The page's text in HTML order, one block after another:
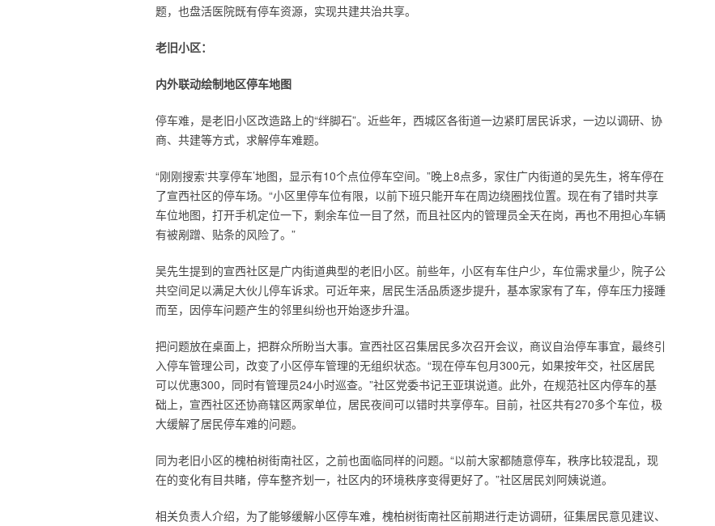
题，也盘活医院既有停车资源，实现共建共治共享。
老旧小区：
内外联动绘制地区停车地图
停车难，是老旧小区改造路上的“绊脚石”。近些年，西城区各街道一边紧盯居民诉求，一边以调研、协
商、共建等方式，求解停车难题。
“刚刚搜索‘共享停车’地图，显示有10个点位停车空间。”晚上8点多，家住广内街道的吴先生，将车停在
了宣西社区的停车场。“小区里停车位有限，以前下班只能开车在周边绕圈找位置。现在有了错时共享
车位地图，打开手机定位一下，剩余车位一目了然，而且社区内的管理员全天在岗，再也不用担心车辆
有被剐蹭、贴条的风险了。”
吴先生提到的宣西社区是广内街道典型的老旧小区。前些年，小区有车住户少，车位需求量少，院子公
共空间足以满足大伙儿停车诉求。可近年来，居民生活品质逐步提升，基本家家有了车，停车压力接踵
而至，因停车问题产生的邻里纠纷也开始逐步升温。
把问题放在桌面上，把群众所盼当大事。宣西社区召集居民多次召开会议，商议自治停车事宜，最终引
入停车管理公司，改变了小区停车管理的无组织状态。“现在停车包月300元，如果按年交，社区居民
可以优惠300，同时有管理员24小时巡查。”社区党委书记王亚琪说道。此外，在规范社区内停车的基
础上，宣西社区还协商辖区两家单位，居民夜间可以错时共享停车。目前，社区共有270多个车位，极
大缓解了居民停车难的问题。
同为老旧小区的槐柏树街南社区，之前也面临同样的问题。“以前大家都随意停车，秩序比较混乱，现
在的变化有目共睹，停车整齐划一，社区内的环境秩序变得更好了。”社区居民刘阿姨说道。
相关负责人介绍，为了能够缓解小区停车难，槐柏树街南社区前期进行走访调研，征集居民意见建议、